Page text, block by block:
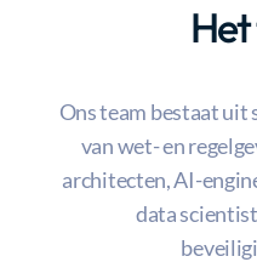
Ons team bestaat uit
van wet- en
architecten, AI-
data